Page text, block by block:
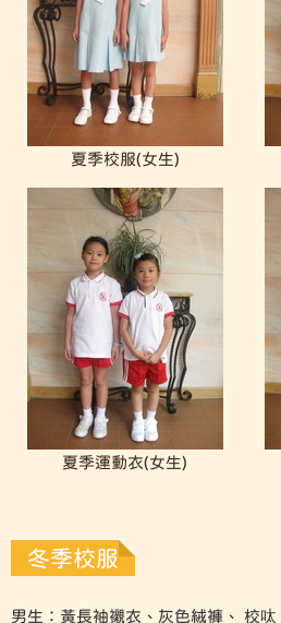
夏季校服(女生)
夏季運動衣(女生)
冬季校服
男生：黃長袖襯衣、灰色絨褲、 校